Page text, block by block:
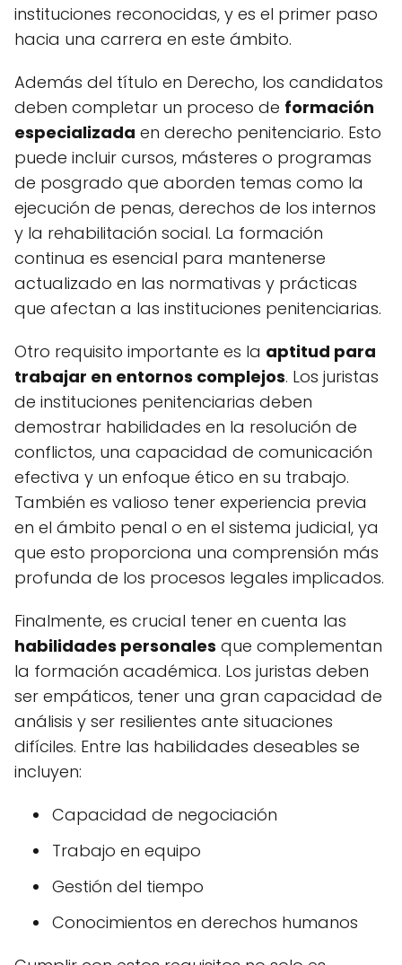
instituciones reconocidas, y es el primer paso
hacia una carrera en este ámbito.
Además del título en Derecho, los candidatos
deben completar un proceso de formación
especializada en derecho penitenciario. Esto
puede incluir cursos, másteres o programas
de posgrado que aborden temas como la
ejecución de penas, derechos de los internos
y la rehabilitación social. La formación
continua es esencial para mantenerse
actualizado en las normativas y prácticas
que afectan a las instituciones penitenciarias.
Otro requisito importante es la aptitud para
trabajar en entornos complejos. Los juristas
de instituciones penitenciarias deben
demostrar habilidades en la resolución de
conflictos, una capacidad de comunicación
efectiva y un enfoque ético en su trabajo.
También es valioso tener experiencia previa
en el ámbito penal o en el sistema judicial, ya
que esto proporciona una comprensión más
profunda de los procesos legales implicados.
Finalmente, es crucial tener en cuenta las
habilidades personales que complementan
la formación académica. Los juristas deben
ser empáticos, tener una gran capacidad de
análisis y ser resilientes ante situaciones
difíciles. Entre las habilidades deseables se
incluyen:
Capacidad de negociación
Trabajo en equipo
Gestión del tiempo
Conocimientos en derechos humanos